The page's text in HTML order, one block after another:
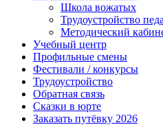
Школа вожатых
Трудоустройство
Методический
Учебный центр
Профильные смены
Фестивали / конкурсы
Трудоустройство
Обратная связь
Сказки в юрте
Заказать путёвку 2026